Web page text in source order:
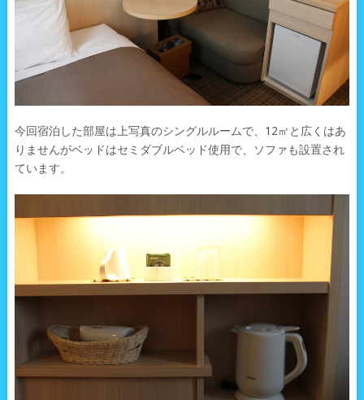
今回宿泊した部屋は上写真のシングルルームで、12㎡と広くはあ
りませんがベッドはセミダブルベッド使用で、ソファも設置され
ています。